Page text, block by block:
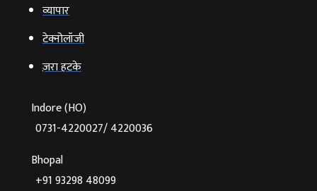
व्‍यापार
टेक्‍नोलॉजी
ज़रा हटके
Indore (HO)
0731-4220027/ 4220036
Bhopal
+91 93298 48099